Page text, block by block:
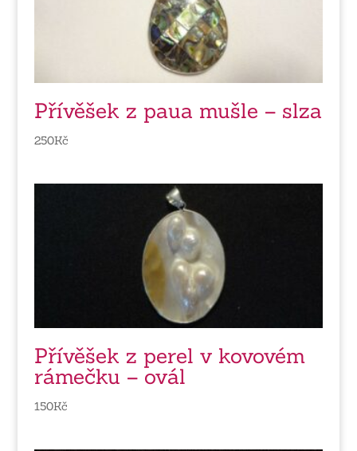
Přívěšek z paua mušle – slza
250Kč
Přívěšek z perel v kovovém
rámečku – ovál
150Kč